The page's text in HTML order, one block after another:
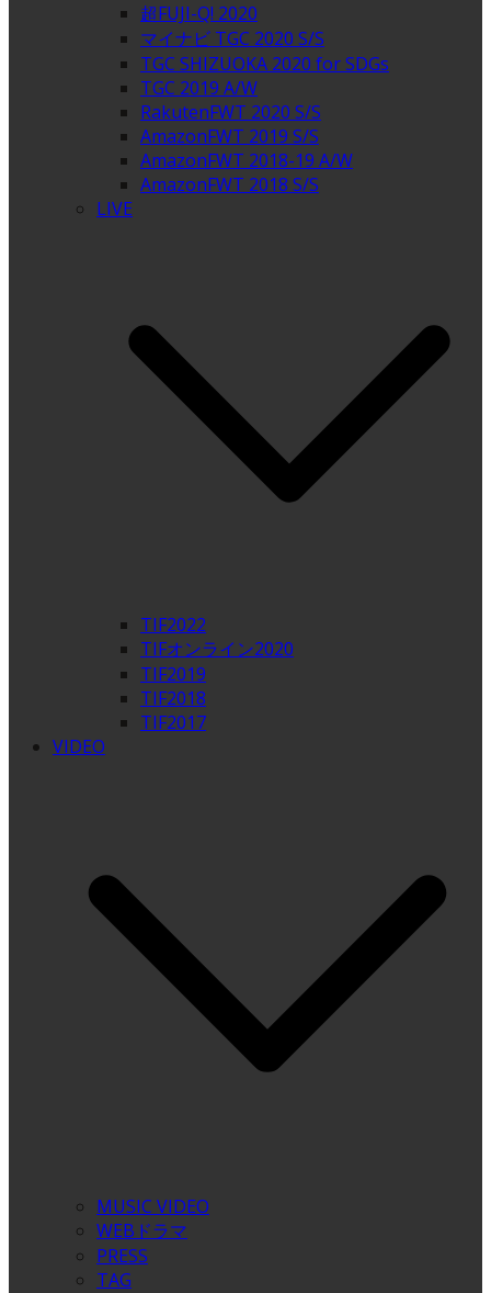
超FUJI-Q! 2020
マイナビ TGC 2020 S/S
TGC SHIZUOKA 2020 for SDGs
TGC 2019 A/W
RakutenFWT 2020 S/S
AmazonFWT 2019 S/S
AmazonFWT 2018-19 A/W
AmazonFWT 2018 S/S
LIVE
TIF2022
TIFオンライン2020
TIF2019
TIF2018
TIF2017
VIDEO
MUSIC VIDEO
WEBドラマ
PRESS
TAG